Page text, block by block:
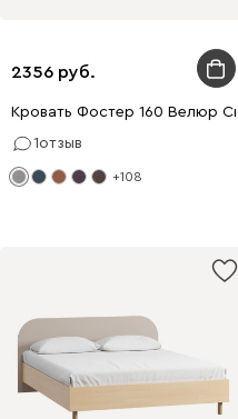
2356
Кровать Фостер 160 Велюр
1отзыв
+108